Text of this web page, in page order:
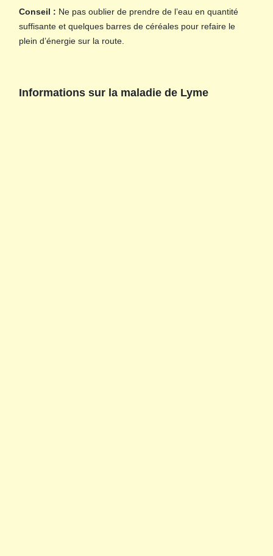
Conseil : Ne pas oublier de prendre de l’eau en quantité
suffisante et quelques barres de céréales pour refaire le
plein d’énergie sur la route.
Informations sur la maladie de Lyme